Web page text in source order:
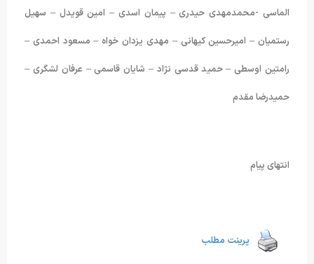
الماسی -محمدمهدی حیدری – پیمان اسدی – امین قویدل – سهیل
رستمیان – امیرحسین کیهانی – مهدی یزدان خواه – مسعود احمدی –
رامتین اوسطی – حمید قدسی نژاد – شایان قاسمی – عرفان لشگری –
حمیدرضا مقدم
انتهای پیام
پرینت مطلب